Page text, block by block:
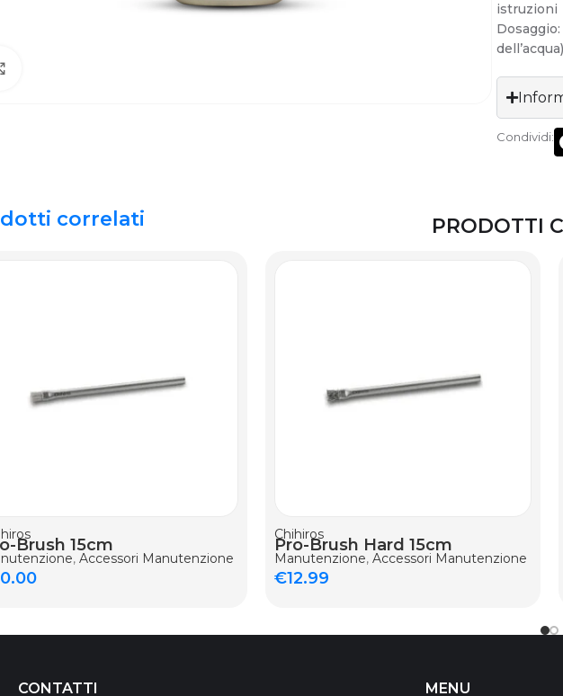
istruzioni
Dosaggio:
dell’acqua)
Condividi:
PRODOTTI
correlati
Brush 15cm
,Accessori Manutenzione
Chihiros
Pro-Brush Hard 15cm
Manutenzione, Accessori Manutenzione
€12.99
CONTATTI MENU